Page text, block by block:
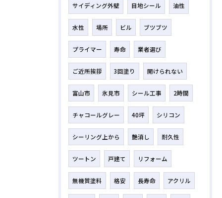
サイディング外壁 目地シール 油性
水性 場所 ビル ブツブツ
プライマー 寿命 業者選び
ご近所挨拶 3回塗り 開けられない
富山市 氷見市 シール工事 2時間
チャコールグレー 40坪 シリコン
シーリング上から 艶消し 耐久性
ツートン 戸建て リフォーム
無機質塗料 格安 長寿命 アクリル